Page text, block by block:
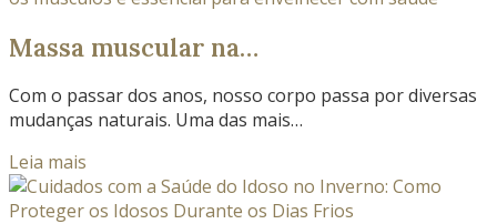
Massa muscular na…
Com o passar dos anos, nosso corpo passa por diversas
mudanças naturais. Uma das mais…
Leia mais